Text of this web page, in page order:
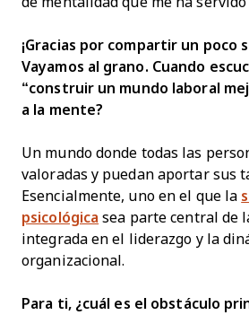
¡Gracias por compartir un poco
Vayamos al grano. Cuando
“construir un mundo laboral
a la mente?
Un mundo donde todas las
valoradas y puedan aportar sus
Esencialmente, uno en el que la
psicológica sea parte central de
integrada en el liderazgo y la
organizacional.
Para ti, ¿cuál es el obstáculo